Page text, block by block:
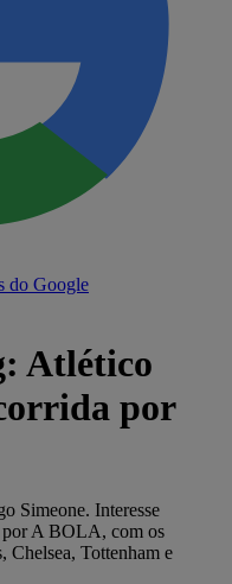
do Google
Atlético
por
Simeone. Interesse
por A BOLA, com os
Chelsea, Tottenham e